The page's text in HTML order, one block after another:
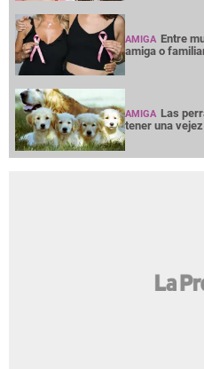
AMIGA Entre
amiga o
AMIGA Las
tener una